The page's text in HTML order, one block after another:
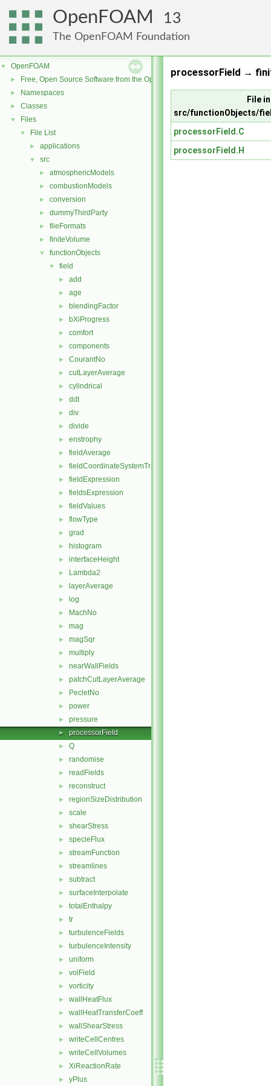
OpenFOAM 13
The OpenFOAM Foundation
▼ OpenFOAM
► Free, Open Source Software from the OpenFOAM Foundation
► Namespaces
► Classes
▼ Files
▼ File List
► applications
▼ src
► atmosphericModels
► combustionModels
► conversion
► dummyThirdParty
► fileFormats
► finiteVolume
▼ functionObjects
▼ field
► add
► age
► blendingFactor
► bXiProgress
► comfort
► components
► CourantNo
► cutLayerAverage
► cylindrical
► ddt
► div
► divide
► enstrophy
► fieldAverage
► fieldCoordinateSystemTransform
► fieldExpression
► fieldsExpression
► fieldValues
► flowType
► grad
► histogram
► interfaceHeight
► Lambda2
► layerAverage
► log
► MachNo
► mag
► magSqr
► multiply
► nearWallFields
► patchCutLayerAverage
► PecletNo
► power
► pressure
► processorField
► Q
► randomise
► readFields
► reconstruct
► regionSizeDistribution
► scale
► shearStress
► specieFlux
► streamFunction
► streamlines
► subtract
► surfaceInterpolate
► totalEnthalpy
► tr
► turbulenceFields
► turbulenceIntensity
► uniform
► volField
► vorticity
► wallHeatFlux
► wallHeatTransferCoeff
► wallShearStress
► writeCellCentres
► writeCellVolumes
► XiReactionRate
► yPlus
processorField →
File in
src/functionObjects/
processorField.C
processorField.H